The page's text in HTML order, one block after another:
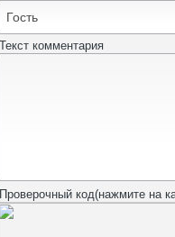
Текст комментария
Проверочный код(нажмите на